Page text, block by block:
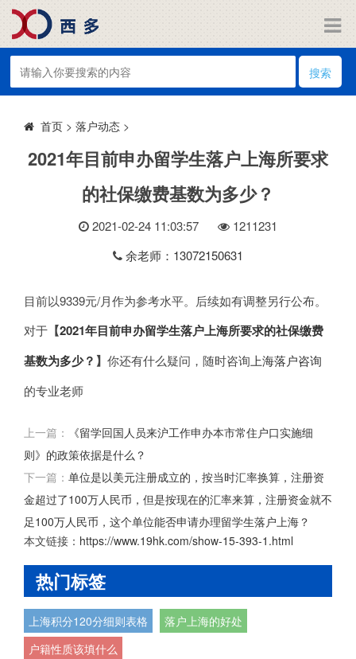
搜索
首页 > 落户动态 >
2021年目前申办留学生落户上海所要求
的社保缴费基数为多少？
2021-02-24 11:03:57 1211231
余老师：13072150631
目前以9339元/月作为参考水平。后续如有调整另行公布。
对于 【2021年目前申办留学生落户上海所要求的社保缴费
基数为多少？ 】 你还有什么疑问，随时咨询 上海落户咨询
的专业老师
上一篇：
《留学回国人员来沪工作申办本市常住户口实施细
则》的政策依据是什么？
下一篇： 单位是以美元注册成立的，按当时汇率换算，注册资
金超过了100万人民币，但是按现在的汇率来算，注册资金就不
足100万人民币，这个单位能否申请办理留学生落户上海？
本文链接： https://www.19hk.com/show-15-393-1.html
热门标签
上海积分120分细则表格
落户上海的好处
户籍性质该填什么